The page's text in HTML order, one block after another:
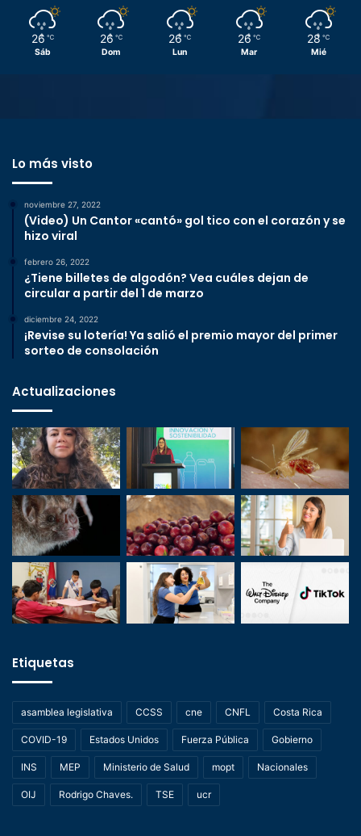
26 ℃
Sáb
26 ℃
Dom
26 ℃
Lun
26 ℃
Mar
28 ℃
Mié
Lo más visto
noviembre 27, 2022
(Video) Un Cantor «cantó» gol tico con el corazón y se
hizo viral
febrero 26, 2022
¿Tiene billetes de algodón? Vea cuáles dejan de
circular a partir del 1 de marzo
diciembre 24, 2022
¡Revise su lotería! Ya salió el premio mayor del primer
sorteo de consolación
Actualizaciones
Etiquetas
asamblea legislativa CCSS cne CNFL Costa Rica
COVID-19 Estados Unidos Fuerza Pública Gobierno
INS MEP Ministerio de Salud mopt Nacionales
OIJ Rodrigo Chaves. TSE ucr